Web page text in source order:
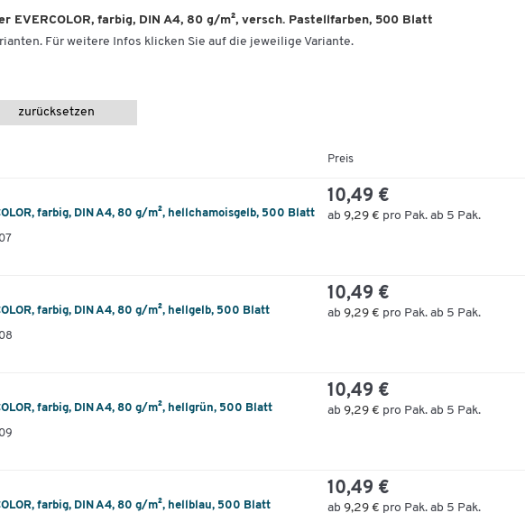
EVERCOLOR, farbig, DIN A4, 80 g/m², versch. Pastellfarben, 500 Blatt
Für weitere Infos klicken Sie auf die jeweilige Variante.
zurücksetzen
Preis
farbig, DIN A4, 80 g/m², hellchamoisgelb, 500 Blatt
10,49 €
ab 9,29 € pro Pak. ab 5 Pak.
farbig, DIN A4, 80 g/m², hellgelb, 500 Blatt
10,49 €
ab 9,29 € pro Pak. ab 5 Pak.
farbig, DIN A4, 80 g/m², hellgrün, 500 Blatt
10,49 €
ab 9,29 € pro Pak. ab 5 Pak.
farbig, DIN A4, 80 g/m², hellblau, 500 Blatt
10,49 €
ab 9,29 € pro Pak. ab 5 Pak.